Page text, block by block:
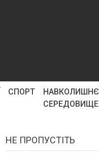
СПОРТ
НАВКОЛИШНЄ
СЕРЕДОВИЩЕ
НЕ ПРОПУСТІТЬ